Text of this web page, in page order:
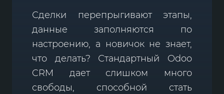
Сделки перепрыгивают этапы,
данные заполняются по
настроению, а новичок не знает,
что делать? Стандартный Odoo
CRM дает слишком много
свободы, способной стать